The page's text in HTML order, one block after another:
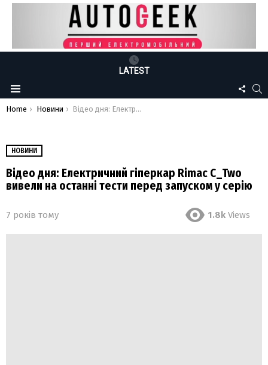
LATEST
Menu
US
You are here:
Home Новини Відео дня: Електричний гіперкар Rimac C_Two вивели на останні тести перед запуском у серію
НОВИНИ
Відео дня: Електричний гіперкар Rimac C_Two
вивели на останні тести перед запуском у серію
7 років тому 1.8k Views